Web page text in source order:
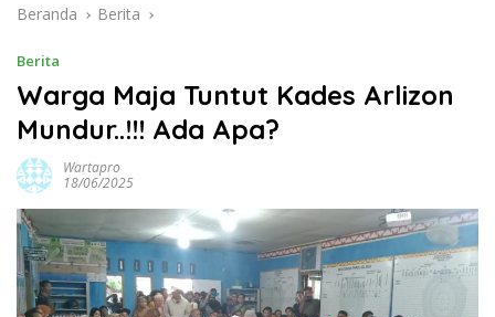
Beranda Berita
Berita
Warga Maja Tuntut Kades Arlizon
Mundur..!!! Ada Apa?
Wartapro
18/06/2025